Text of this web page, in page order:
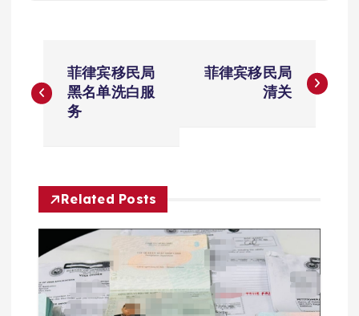
章
航
菲律宾移民局
黑名单洗白服
务
菲律宾移民局
清关
Related Posts